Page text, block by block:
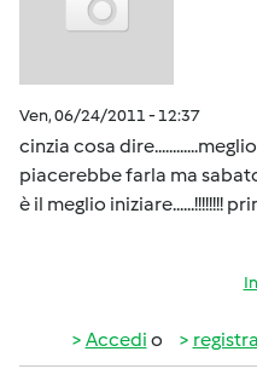
Ven, 06/24/2011 - 12:37
cinzia cosa
piacerebbe farla ma
è il meglio iniziare......!!!!!!!!
Accedi o